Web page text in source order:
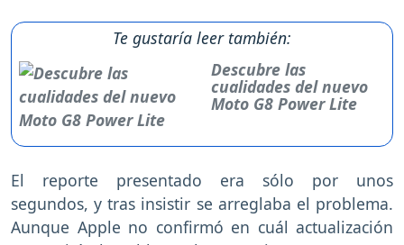
Te gustaría leer también:
Descubre las
cualidades del nuevo
Moto G8 Power Lite
El reporte presentado era sólo por unos
segundos, y tras insistir se arreglaba el problema.
Aunque Apple no confirmó en cuál actualización